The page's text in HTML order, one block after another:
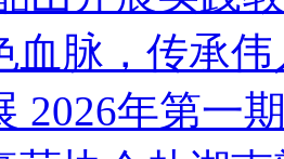
血脉，传承
2026年第一